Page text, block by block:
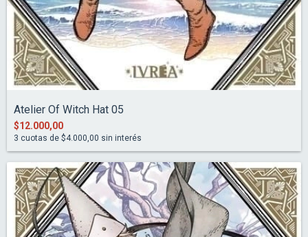
Atelier Of Witch Hat 05
$12.000,00
3 cuotas de $4.000,00 sin interés